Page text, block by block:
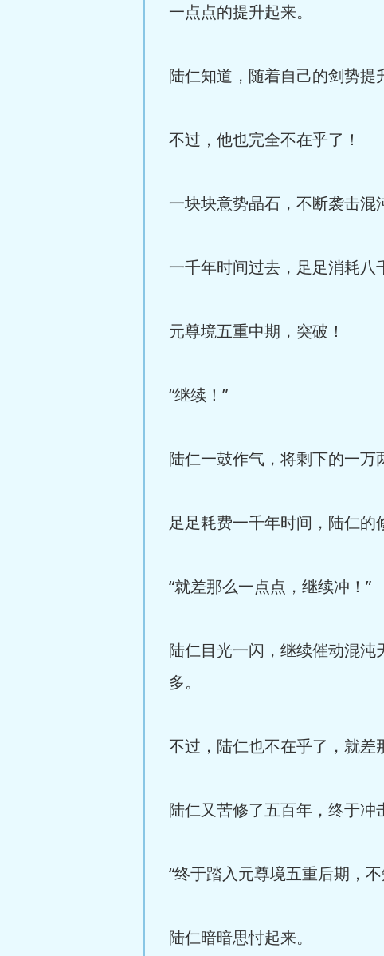
一点点的提升起来。
陆仁知道，随着自己的剑势提
不过，他也完全不在乎了！
一块块意势晶石，不断袭击混
一千年时间过去，足足消耗八
元尊境五重中期，突破！
“继续！”
陆仁一鼓作气，将剩下的一万
足足耗费一千年时间，陆仁的
“就差那么一点点，继续冲！”
陆仁目光一闪，继续催动混
多。
不过，陆仁也不在乎了，就差
陆仁又苦修了五百年，终于冲
“终于踏入元尊境五重后期，
陆仁暗暗思忖起来。